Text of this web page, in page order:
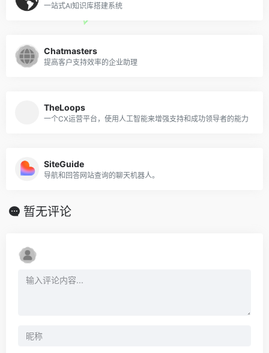
一站式AI知识库搭建系统
Chatmasters
提高客户支持效率的企业助理
TheLoops
一个CX运营平台，使用人工智能来增强支持和成功领导者的能力
SiteGuide
导航和回答网站查询的聊天机器人。
暂无评论